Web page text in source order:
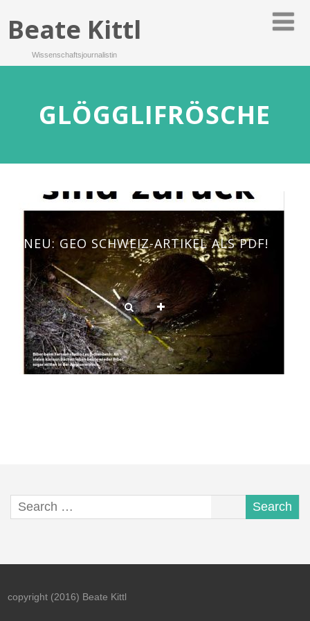
Beate Kittl
Wissenschaftsjournalistin
GLÖGGLIFRÖSCHE
NEU: GEO SCHWEIZ-ARTIKEL ALS PDF!
copyright (2016) Beate Kittl